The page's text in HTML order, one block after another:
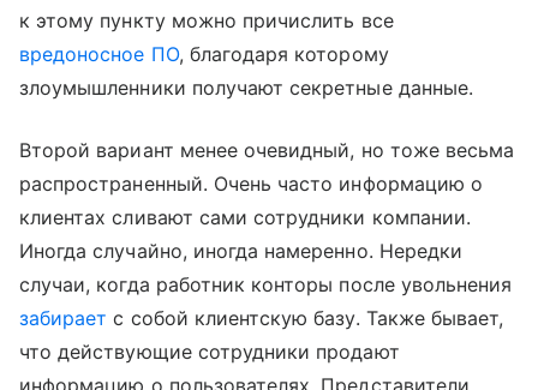
к этому пункту можно причислить все
вредоносное ПО, благодаря которому
злоумышленники получают секретные данные.
Второй вариант менее очевидный, но тоже весьма
распространенный. Очень часто информацию о
клиентах сливают сами сотрудники компании.
Иногда случайно, иногда намеренно. Нередки
случаи, когда работник конторы после увольнения
забирает с собой клиентскую базу. Также бывает,
что действующие сотрудники продают
информацию о пользователях. Представители